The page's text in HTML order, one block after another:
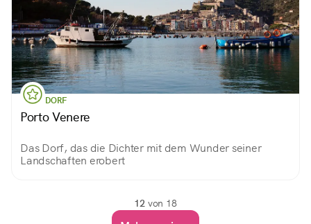
DORF
Porto Venere
Das Dorf, das die Dichter mit dem Wunder seiner
Landschaften erobert
12von 18